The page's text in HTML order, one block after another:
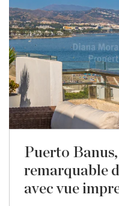
Puerto
remarquable
avec vue